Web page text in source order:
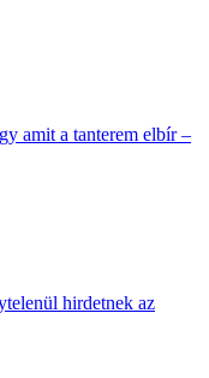
amit a tanterem elbír –
hirdetnek az